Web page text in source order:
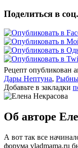
Поделиться в
Рецепт опубликован
Дары Нептуна,
Добавьте в закладки
Об авторе
А вот так все
форума vladmama.ru